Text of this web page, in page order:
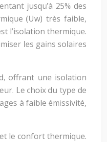
jusqu’à 25% des
(Uw) très faible,
l’isolation thermique.
les gains solaires
offrant une isolation
Le choix du type de
à faible émissivité,
le confort thermique.